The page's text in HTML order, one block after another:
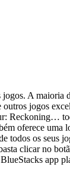
A maioria
jogos
Reckoning…
oferece
todos os seus
clicar no
app